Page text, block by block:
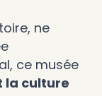
ne
ce musée
la culture